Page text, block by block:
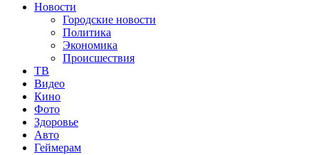
Новости
Городские новости
Политика
Экономика
Происшествия
ТВ
Видео
Кино
Фото
Здоровье
Авто
Геймерам